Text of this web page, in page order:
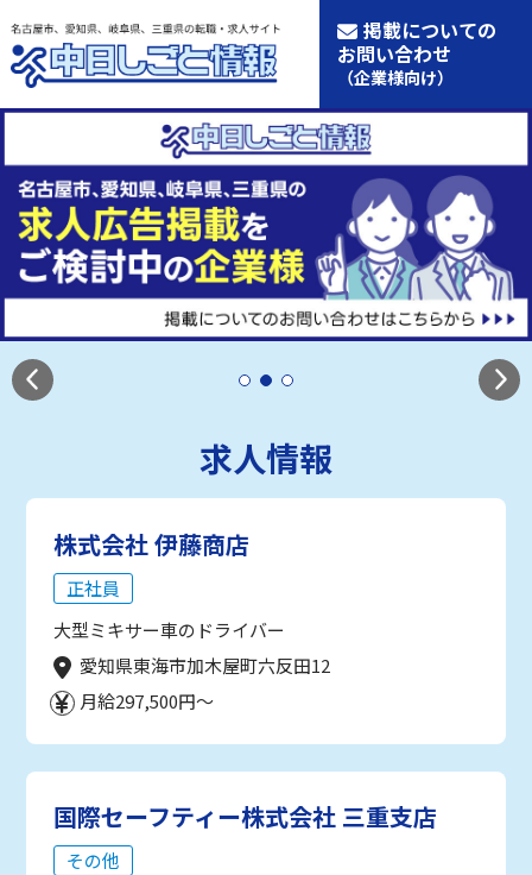
掲載についての
お問い合わせ
（企業様向け）
求人情報
株式会社 伊藤商店
正社員
大型ミキサー車のドライバー
愛知県東海市加木屋町六反田12
月給297,500円～
国際セーフティー株式会社 三重支店
その他